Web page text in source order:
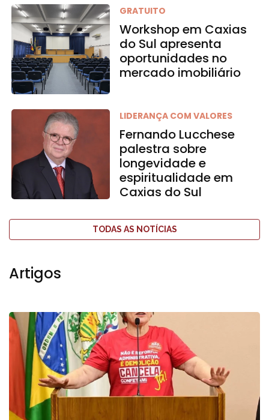
GRATUITO
Workshop em Caxias
do Sul apresenta
oportunidades no
mercado imobiliário
LIDERANÇA COM VALORES
Fernando Lucchese
palestra sobre
longevidade e
espiritualidade em
Caxias do Sul
TODAS AS NOTÍCIAS
Artigos